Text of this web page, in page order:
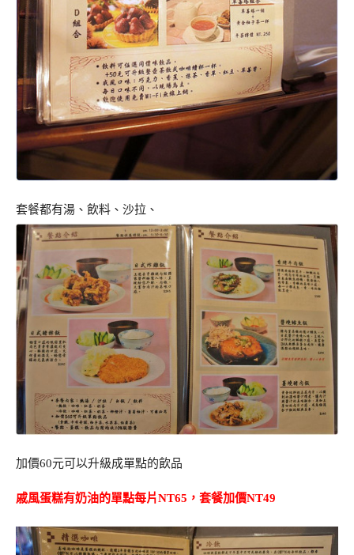
套餐都有湯、飲料、沙拉、
加價60元可以升級成單點的飲品
戚風蛋糕有奶油的單點每片NT65，套餐加價NT49